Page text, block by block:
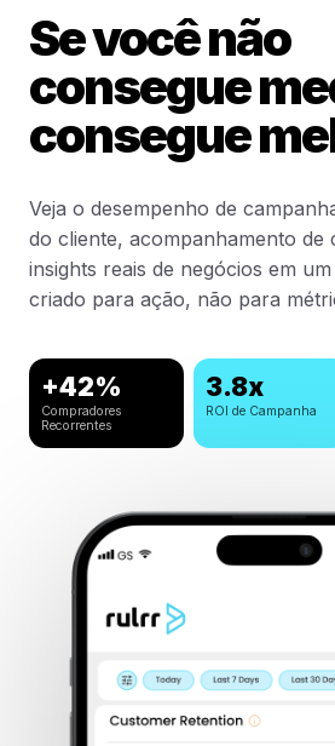
Se você não
consegue
consegue
Veja o desempenho de
do cliente, acompanhamento de
insights reais de negócios em
criado para ação, não para
+42%
Compradores
Recorrentes
3.8x
ROI de Campanha